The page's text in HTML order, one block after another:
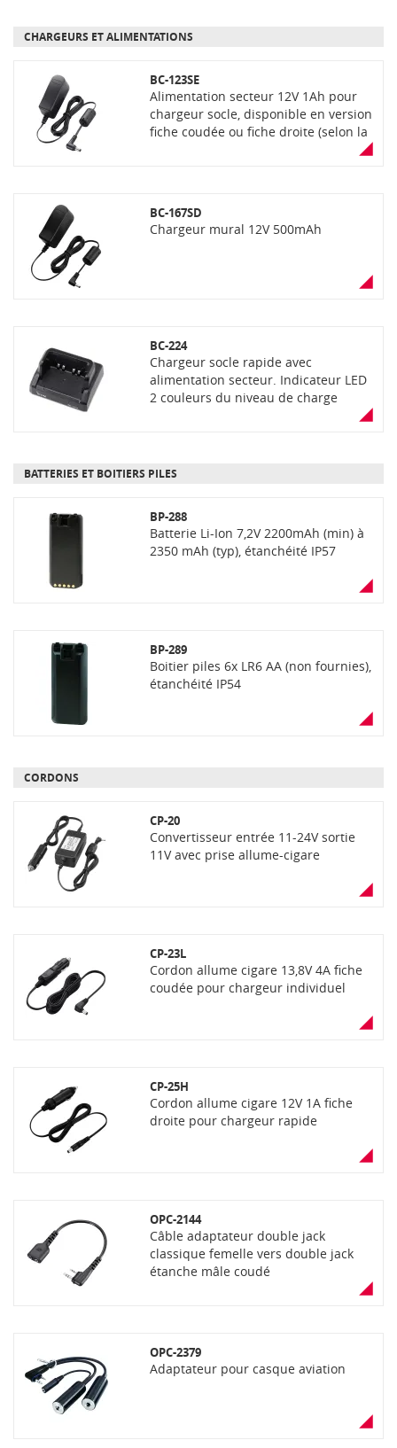
CHARGEURS ET ALIMENTATIONS
BC-123SE
Alimentation secteur 12V 1Ah pour
chargeur socle, disponible en version
fiche coudée ou fiche droite (selon la
BC-167SD
Chargeur mural 12V 500mAh
BC-224
Chargeur socle rapide avec
alimentation secteur. Indicateur LED
2 couleurs du niveau de charge
BATTERIES ET BOITIERS PILES
BP-288
Batterie Li-Ion 7,2V 2200mAh (min) à
2350 mAh (typ), étanchéité IP57
BP-289
Boitier piles 6x LR6 AA (non fournies),
étanchéité IP54
CORDONS
CP-20
Convertisseur entrée 11-24V sortie
11V avec prise allume-cigare
CP-23L
Cordon allume cigare 13,8V 4A fiche
coudée pour chargeur individuel
CP-25H
Cordon allume cigare 12V 1A fiche
droite pour chargeur rapide
OPC-2144
Câble adaptateur double jack
classique femelle vers double jack
étanche mâle coudé
OPC-2379
Adaptateur pour casque aviation